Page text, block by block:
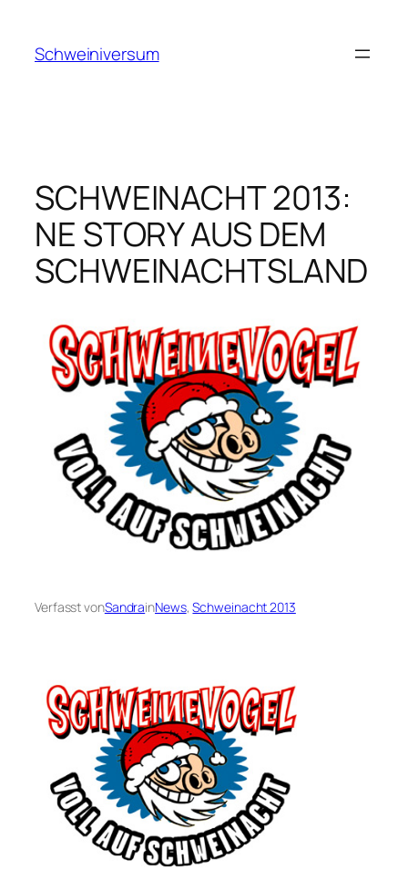
springen
Schweiniversum
SCHWEINACHT 2013:
NE STORY AUS DEM
SCHWEINACHTSLAND
Verfasst vonSandrainNews, Schweinacht 2013